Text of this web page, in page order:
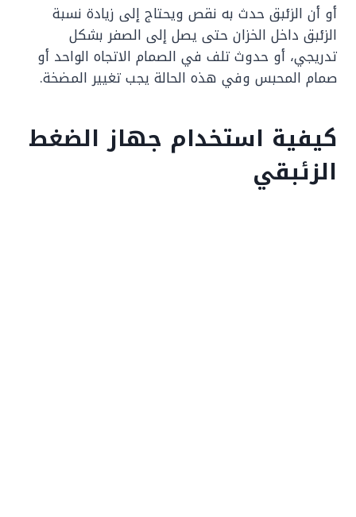
أو أن الزئبق حدث به نقص ويحتاج إلى زيادة نسبة
الزئبق داخل الخزان حتى يصل إلى الصفر بشكل
تدريجي، أو حدوث تلف في الصمام الاتجاه الواحد أو
صمام المحبس وفي هذه الحالة يجب تغيير المضخة.
كيفية استخدام جهاز الضغط
الزئبقي